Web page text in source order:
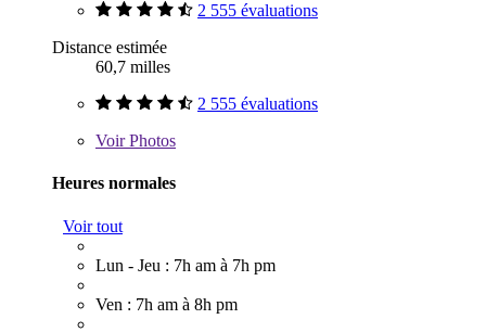
2 555 évaluations
Distance estimée
60,7 milles
2 555 évaluations
VoirPhotos
Heures normales
Voir tout
Lun - Jeu : 7h am à 7h pm
Ven : 7h am à 8h pm